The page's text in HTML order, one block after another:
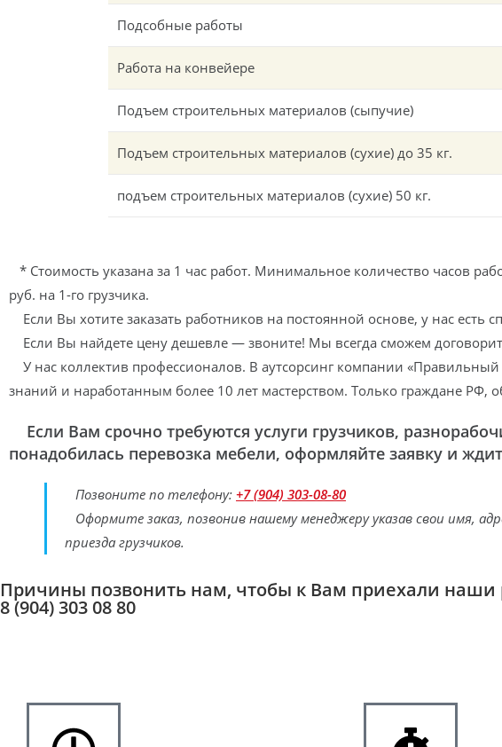
Подсобные работы
Работа на конвейере
Подъем строительных материалов (сыпучие)
Подъем строительных материалов (сухие) до 35 кг.
подъем строительных материалов (сухие) 50 кг.
* Стоимость указана за 1 час работ. Минимальное количество часов
руб. на 1-го грузчика.
Если Вы хотите заказать работников на постоянной основе, у нас есть
Если Вы найдете цену дешевле — звоните! Мы всегда сможем
У нас коллектив профессионалов. В аутсорсинг компании
знаний и наработанным более 10 лет мастерством. Только граждане РФ,
Если Вам срочно требуются услуги грузчиков,
понадобилась перевозка мебели, оформляйте заявку и
Позвоните по телефону: +7 (904) 303-08-80
Оформите заказ, позвонив нашему менеджеру указав свои имя,
приезда грузчиков.
Причины позвонить нам, чтобы к Вам приехали наши
8 (904) 303 08 80